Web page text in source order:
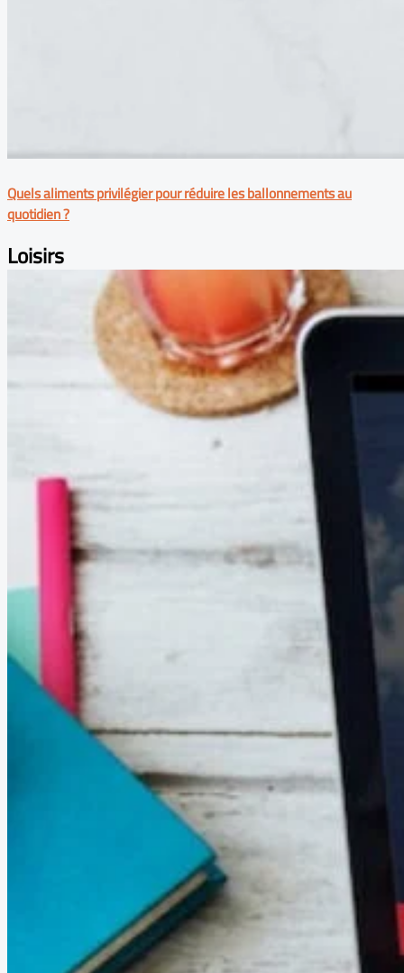
Quels aliments privilégier pour réduire les ballonnements au
quotidien ?
Loisirs